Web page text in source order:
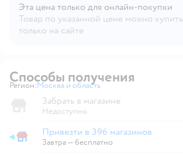
Эта цена только для онлайн‑покупки
Товар по указанной цене можно купить
только на сайте
Способы получения
Регион: Выбор адреса доставки.
Москва и область
Забрать в магазине
Недоступно
Привезти в магазин
Привезти в 396 магазинов
Завтра—бесплатно